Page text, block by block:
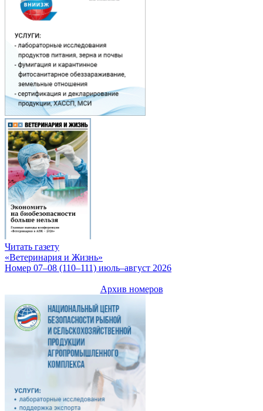
Читать газету
«Ветеринария и Жизнь»
Номер 07–08 (110–111) июль–август 2026
Архив номеров